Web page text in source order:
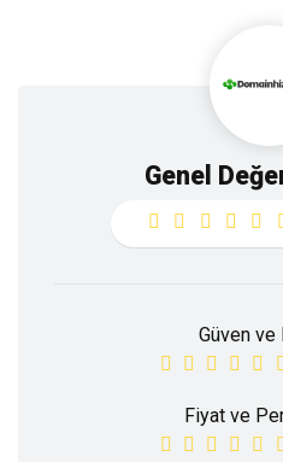
Genel
Güven
Fiyat ve